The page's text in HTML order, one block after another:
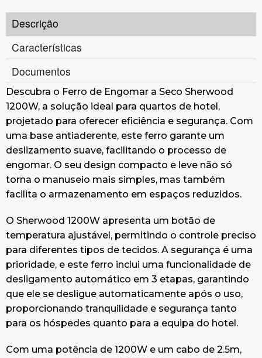
Descrição
Características
Documentos
Descubra o Ferro de Engomar a Seco Sherwood
1200W, a solução ideal para quartos de hotel,
projetado para oferecer eficiência e segurança. Com
uma base antiaderente, este ferro garante um
deslizamento suave, facilitando o processo de
engomar. O seu design compacto e leve não só
torna o manuseio mais simples, mas também
facilita o armazenamento em espaços reduzidos.
O Sherwood 1200W apresenta um botão de
temperatura ajustável, permitindo o controle preciso
para diferentes tipos de tecidos. A segurança é uma
prioridade, e este ferro inclui uma funcionalidade de
desligamento automático em 3 etapas, garantindo
que ele se desligue automaticamente após o uso,
proporcionando tranquilidade e segurança tanto
para os hóspedes quanto para a equipa do hotel.
Com uma potência de 1200W e um cabo de 2.5m,